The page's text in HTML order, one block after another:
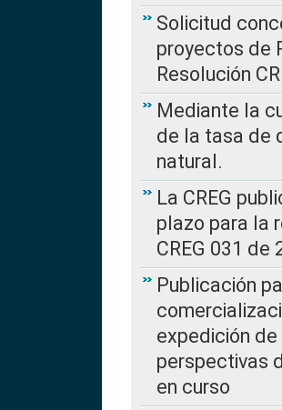
Solicitud
proyectos de
Resolución
Mediante la
de la tasa de
natural.
La CREG
plazo para la
CREG 031 de
Publicación
expedición de
perspectivas
en curso